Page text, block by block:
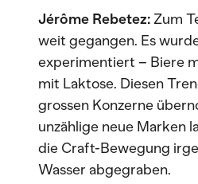
Jérôme Rebetez:Zum
weit gegangen. Es
experimentiert – Biere
mit Laktose. Diesen
grossen Konzerne
unzählige neue Marken
die Craft-Bewegung
Wasser abgegraben.